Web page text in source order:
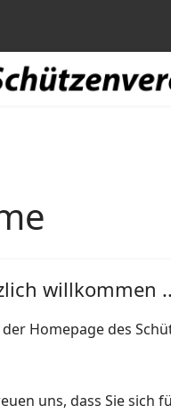
willkommen
der Homepage des
uns, dass Sie sich